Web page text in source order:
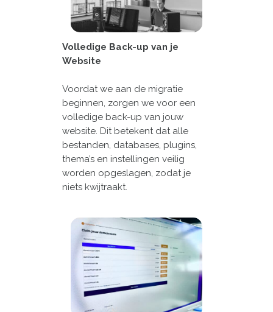
Volledige Back-up van je
Website
Voordat we aan de migratie
beginnen, zorgen we voor een
volledige back-up van jouw
website. Dit betekent dat alle
bestanden, databases, plugins,
thema’s en instellingen veilig
worden opgeslagen, zodat je
niets kwijtraakt.